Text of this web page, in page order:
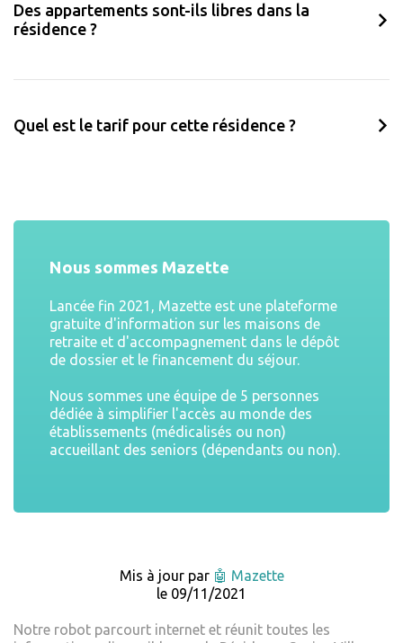
Des appartements sont-ils libres dans la
résidence ?
Quel est le tarif pour cette résidence ?
Nous sommes Mazette
Lancée fin 2021, Mazette est une plateforme
gratuite d'information sur les maisons de
retraite et d'accompagnement dans le dépôt
de dossier et le financement du séjour.
Nous sommes une équipe de 5 personnes
dédiée à simplifier l'accès au monde des
établissements (médicalisés ou non)
accueillant des seniors (dépendants ou non).
Mis à jour par 🤖 Mazette
le 09/11/2021
Notre robot parcourt internet et réunit toutes les